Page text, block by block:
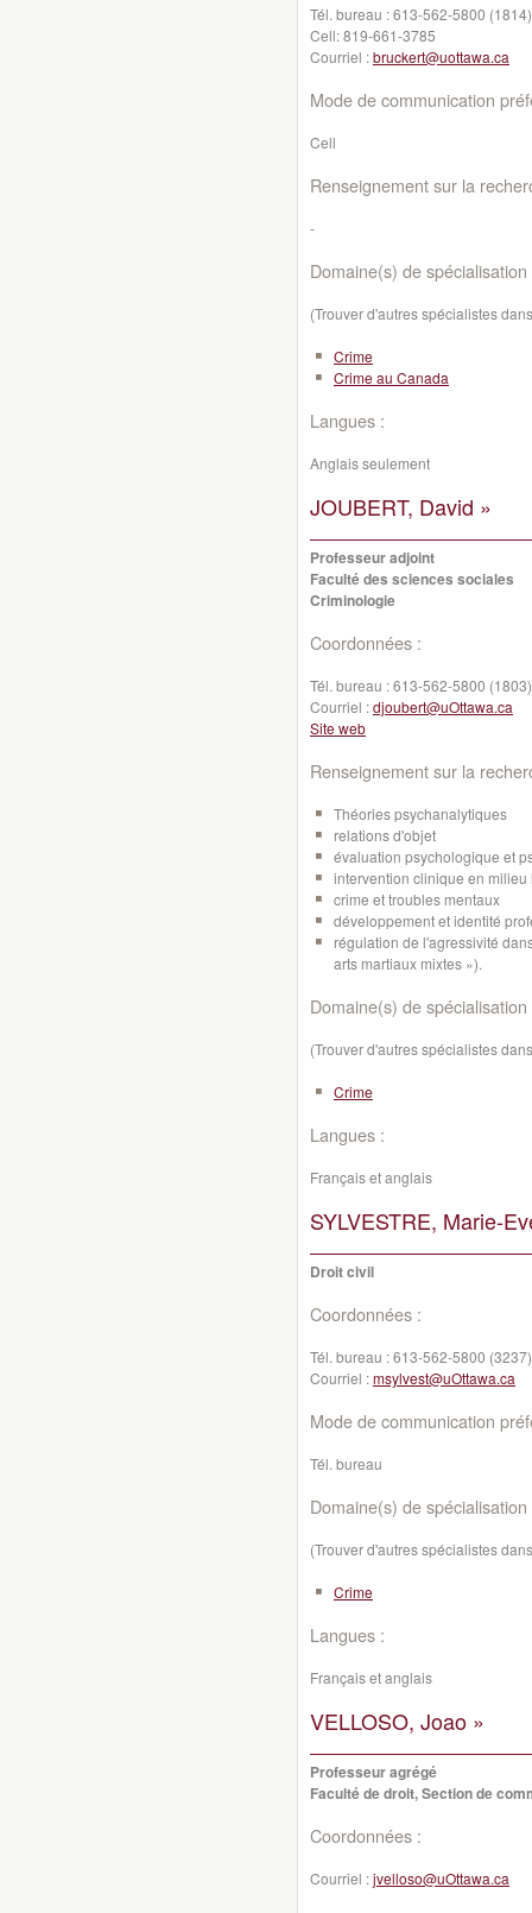
Tél. bureau :613-562-5800 (1814)
Cell:819-661-3785
Courriel :bruckert@uottawa.ca
Mode de communication
Cell
Renseignement sur la
-
Domaine(s) de spécialisation
(Trouver d'autres spécialistes
Crime
Crime au Canada
Langues :
Anglais seulement
JOUBERT, David »
Professeur adjoint
Faculté des sciences sociales
Criminologie
Coordonnées :
Tél. bureau :613-562-5800 (1803)
Courriel :djoubert@uOttawa.ca
Site web
Renseignement sur la
Théories psychanalytiques
relations d'objet
évaluation psychologique et
intervention clinique en
crime et troubles mentaux
développement et identité
régulation de l'agressivité
arts martiaux mixtes »).
Domaine(s) de spécialisation
(Trouver d'autres spécialistes
Crime
Langues :
Français et anglais
SYLVESTRE, Marie-
Droit civil
Coordonnées :
Tél. bureau :613-562-5800 (3237)
Courriel :msylvest@uOttawa.ca
Mode de communication
Tél. bureau
Domaine(s) de spécialisation
(Trouver d'autres spécialistes
Crime
Langues :
Français et anglais
VELLOSO, Joao »
Professeur agrégé
Faculté de droit, Section de
Coordonnées :
Courriel :jvelloso@uOttawa.ca